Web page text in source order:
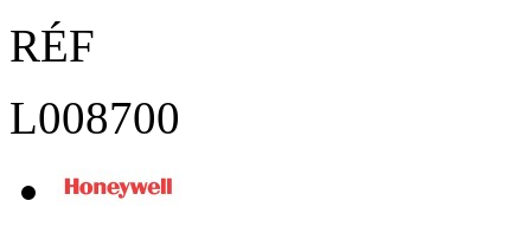
RÉF
L008700